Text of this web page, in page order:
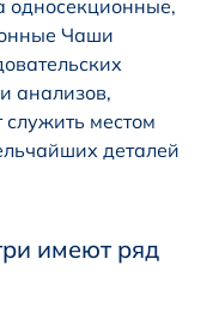
односекционные,
Чаши
анализов,
служить местом
деталей
имеют ряд